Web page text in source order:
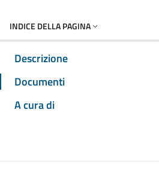
INDICE DELLA PAGINA
Descrizione
Documenti
A cura di